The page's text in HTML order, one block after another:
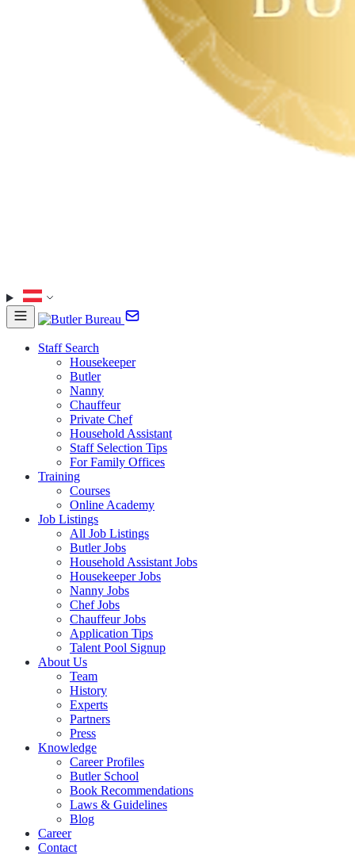
Staff Search
Housekeeper
Butler
Nanny
Chauffeur
Private Chef
Household Assistant
Staff Selection Tips
For Family Offices
Training
Courses
Online Academy
Job Listings
All Job Listings
Butler Jobs
Household Assistant Jobs
Housekeeper Jobs
Nanny Jobs
Chef Jobs
Chauffeur Jobs
Application Tips
Talent Pool Signup
About Us
Team
History
Experts
Partners
Press
Knowledge
Career Profiles
Butler School
Book Recommendations
Laws & Guidelines
Blog
Career
Contact